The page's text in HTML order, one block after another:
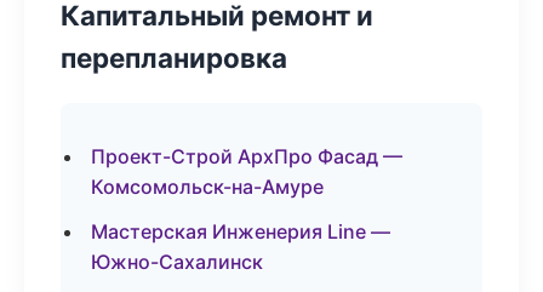
Капитальный ремонт и
перепланировка
Проект-Строй АрхПро Фасад —
Комсомольск-на-Амуре
Мастерская Инженерия Line —
Южно-Сахалинск